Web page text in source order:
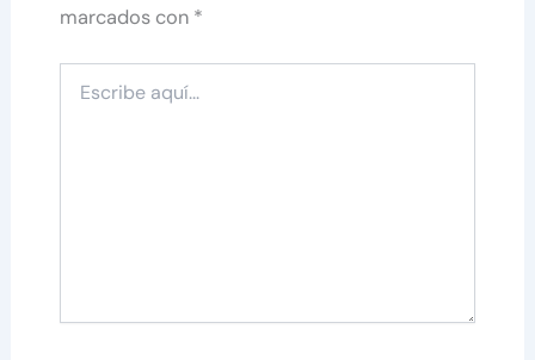
marcados con *
aquí...